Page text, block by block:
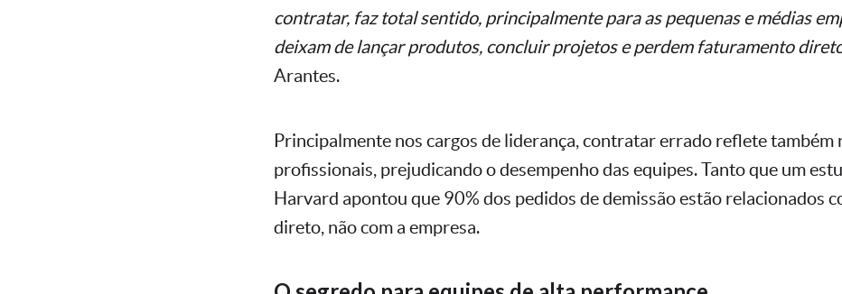
contratar, faz total sentido, principalmente para as pequenas e médias
deixam de lançar produtos, concluir projetos e perdem faturamento
Arantes.
Principalmente nos cargos de liderança, contratar errado reflete também
profissionais, prejudicando o desempenho das equipes. Tanto que um
Harvard apontou que 90% dos pedidos de demissão estão relacionados
direto, não com a empresa.